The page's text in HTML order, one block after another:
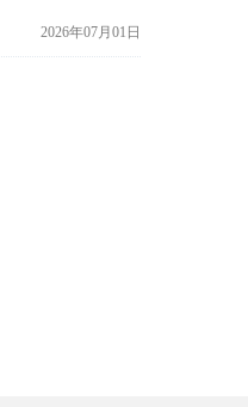
2026年07月01日